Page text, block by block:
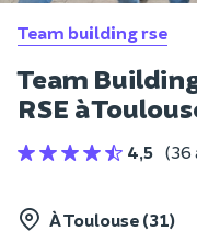
Team building rse
Team
RSE à
4,5 (36
À Toulouse (31)